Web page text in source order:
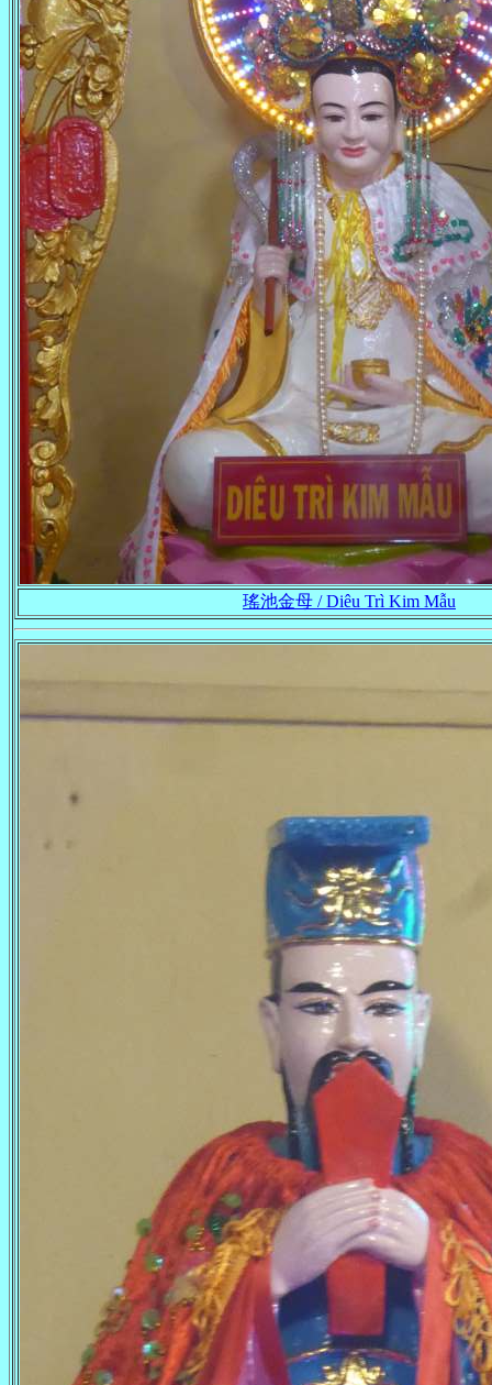
瑤池金母 / Diêu Trì Kim Mẫu